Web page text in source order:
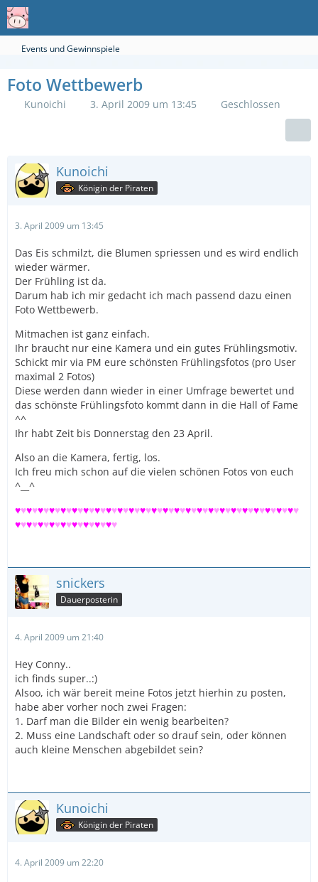
Events und Gewinnspiele
Foto Wettbewerb
Kunoichi 3. April 2009 um 13:45 Geschlossen
Kunoichi
Königin der Piraten
3. April 2009 um 13:45
Das Eis schmilzt, die Blumen spriessen und es wird endlich
wieder wärmer.
Der Frühling ist da.
Darum hab ich mir gedacht ich mach passend dazu einen
Foto Wettbewerb.
Mitmachen ist ganz einfach.
Ihr braucht nur eine Kamera und ein gutes Frühlingsmotiv.
Schickt mir via PM eure schönsten Frühlingsfotos (pro User
maximal 2 Fotos)
Diese werden dann wieder in einer Umfrage bewertet und
das schönste Frühlingsfoto kommt dann in die Hall of Fame
^^
Ihr habt Zeit bis Donnerstag den 23 April.
Also an die Kamera, fertig, los.
Ich freu mich schon auf die vielen schönen Fotos von euch
^__^
♥♥♥♥♥♥♥♥♥♥♥♥♥♥♥♥♥♥♥♥♥♥♥♥♥♥♥♥♥♥♥♥♥♥♥♥♥♥♥♥♥♥♥♥♥♥♥♥♥♥
♥♥♥♥♥♥♥♥♥♥♥♥♥♥♥♥♥♥
snickers
Dauerposterin
4. April 2009 um 21:40
Hey Conny..
ich finds super..:)
Alsoo, ich wär bereit meine Fotos jetzt hierhin zu posten,
habe aber vorher noch zwei Fragen:
1. Darf man die Bilder ein wenig bearbeiten?
2. Muss eine Landschaft oder so drauf sein, oder können
auch kleine Menschen abgebildet sein?
Kunoichi
Königin der Piraten
4. April 2009 um 22:20